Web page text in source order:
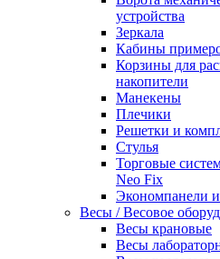
устройства
Зеркала
Кабины
Корзины для
накопители
Манекены
Плечики
Решетки и
Стулья
Торговые
Neo Fix
Экономпанели
Весы / Весовое
Весы крановые
Весы